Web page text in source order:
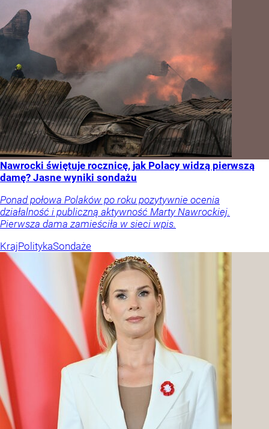
Nawrocki świętuje rocznicę, jak Polacy widzą pierwszą
damę? Jasne wyniki sondażu
Ponad połowa Polaków po roku pozytywnie ocenia
działalność i publiczną aktywność Marty Nawrockiej.
Pierwsza dama zamieściła w sieci wpis.
KrajPolitykaSondaże